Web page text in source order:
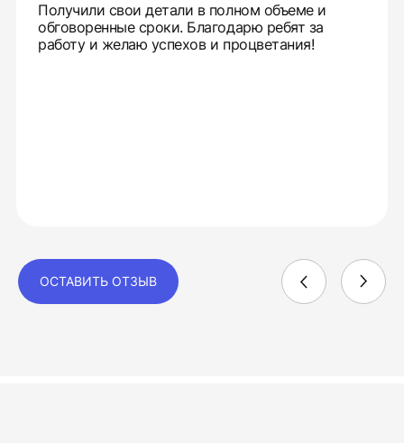
Получили свои детали в полном объеме и
обговоренные сроки. Благодарю ребят за
работу и желаю успехов и процветания!
ОСТАВИТЬ ОТЗЫВ